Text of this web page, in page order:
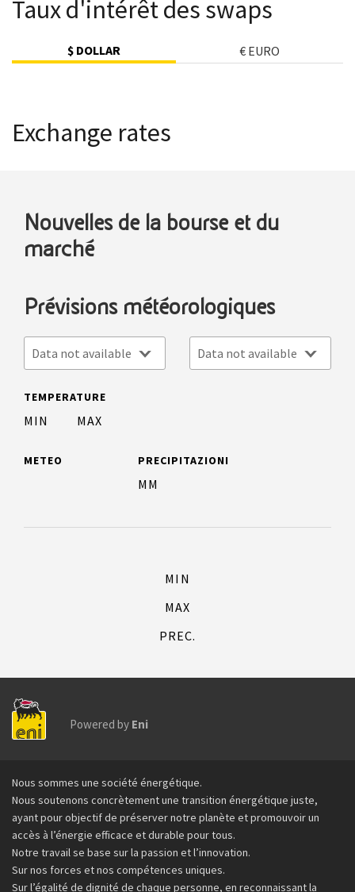
Taux d'intérêt des swaps
$ DOLLAR € EURO
Exchange rates
Nouvelles de la bourse et du
marché
Prévisions météorologiques
Data not available Data not available
TEMPERATURE
MIN MAX
METEO PRECIPITAZIONI
MM
MIN
MAX
PREC.
Powered by Eni
Footer
Nous sommes une société énergétique.
Nous soutenons concrètement une transition énergétique juste,
ayant pour objectif de préserver notre planète et promouvoir un
accès à l’énergie efficace et durable pour tous.
Notre travail se base sur la passion et l’innovation.
Sur nos forces et nos compétences uniques.
Sur l’égalité de dignité de chaque personne, en reconnaissant la